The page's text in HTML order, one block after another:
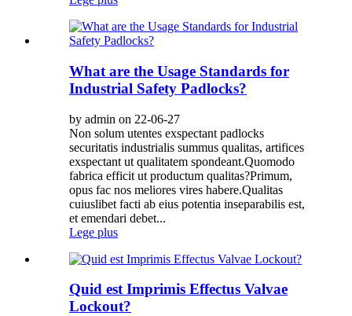
What are the Usage Standards for
Industrial Safety Padlocks?
by admin on 22-06-27
Non solum utentes exspectant padlocks
securitatis industrialis summus qualitas, artifices
exspectant ut qualitatem spondeant.Quomodo
fabrica efficit ut productum qualitas?Primum,
opus fac nos meliores vires habere.Qualitas
cuiuslibet facti ab eius potentia inseparabilis est,
et emendari debet...
Lege plus
Quid est Imprimis Effectus Valvae
Lockout?